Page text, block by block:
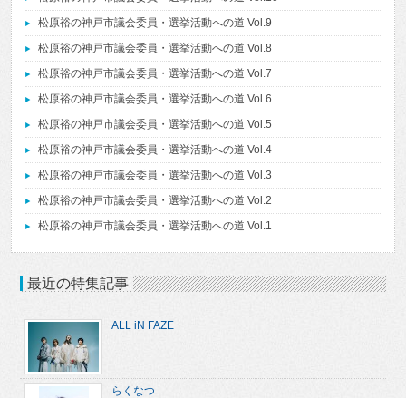
松原裕の神戸市議会委員・選挙活動への道 Vol.9
松原裕の神戸市議会委員・選挙活動への道 Vol.8
松原裕の神戸市議会委員・選挙活動への道 Vol.7
松原裕の神戸市議会委員・選挙活動への道 Vol.6
松原裕の神戸市議会委員・選挙活動への道 Vol.5
松原裕の神戸市議会委員・選挙活動への道 Vol.4
松原裕の神戸市議会委員・選挙活動への道 Vol.3
松原裕の神戸市議会委員・選挙活動への道 Vol.2
松原裕の神戸市議会委員・選挙活動への道 Vol.1
最近の特集記事
ALL iN FAZE
らくなつ